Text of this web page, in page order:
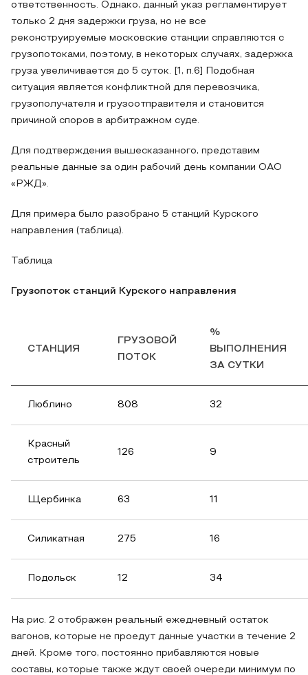
ответственность. Однако, данный указ регламентирует
только 2 дня задержки груза, но не все
реконструируемые московские станции справляются с
грузопотоками, поэтому, в некоторых случаях, задержка
груза увеличивается до 5 суток. [1, п.6] Подобная
ситуация является конфликтной для перевозчика,
грузополучателя и грузоотправителя и становится
причиной споров в арбитражном суде.
Для подтверждения вышесказанного, представим
реальные данные за один рабочий день компании ОАО
«РЖД».
Для примера было разобрано 5 станций Курского
направления (таблица).
Таблица
Грузопоток станций Курского направления
СТАНЦИЯ
ГРУЗОВОЙ
ПОТОК
%
ВЫПОЛНЕНИЯ
ЗА СУТКИ
Люблино 808 32
Красный
строитель
126 9
Щербинка 63 11
Силикатная 275 16
Подольск 12 34
На рис. 2 отображен реальный ежедневный остаток
вагонов, которые не проедут данные участки в течение 2
дней. Кроме того, постоянно прибавляются новые
составы, которые также ждут своей очереди минимум по